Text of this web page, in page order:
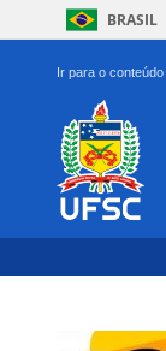
BRASIL
Ir para o conteúdo